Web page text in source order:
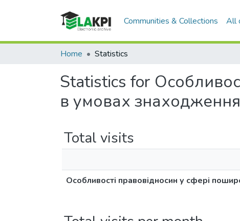
Communities & Collections All
Home Statistics
Statistics for
в умовах знаходження
Total visits
Особливості правовідносин у сфері